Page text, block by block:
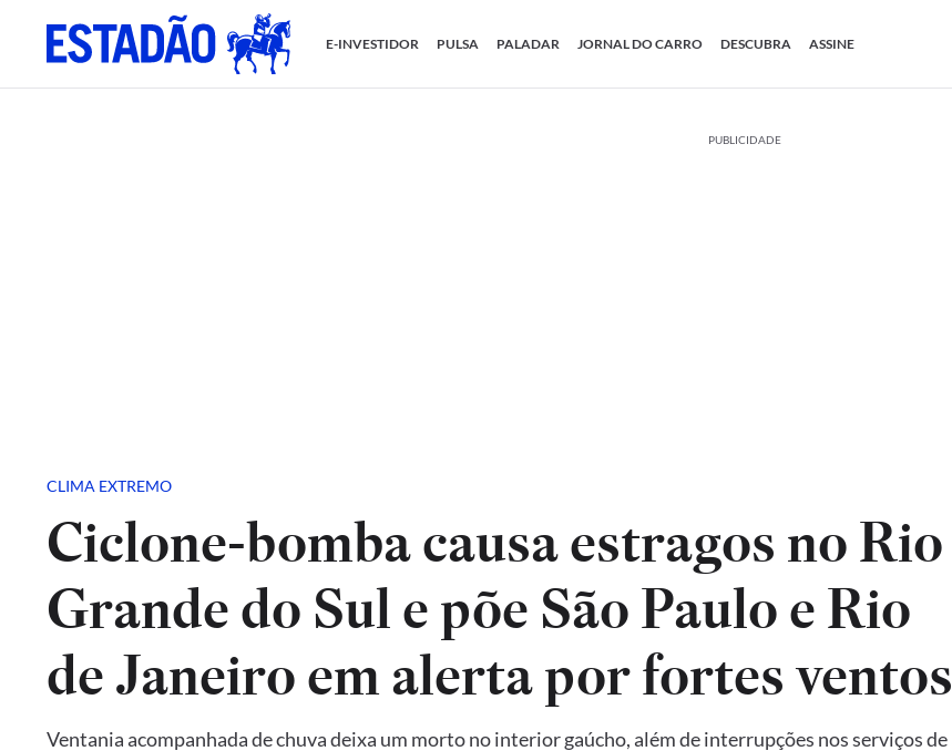
E-INVESTIDOR PULSA PALADAR JORNAL DO CARRO DESCUBRA ASSINE
PUBLICIDADE
CLIMA EXTREMO
Ciclone-bomba causa estragos no Rio
Grande do Sul e põe São Paulo e Rio
de Janeiro em alerta por fortes ventos
Ventania acompanhada de chuva deixa um morto no interior gaúcho, além de interrupções nos serviços de